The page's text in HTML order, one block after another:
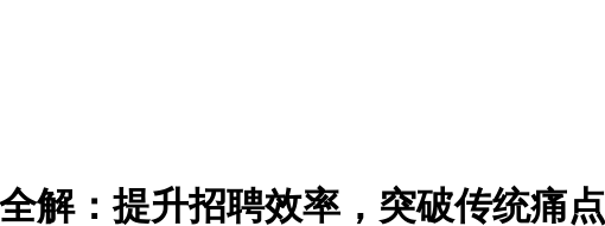
解：提升招聘效率，突破传统痛点